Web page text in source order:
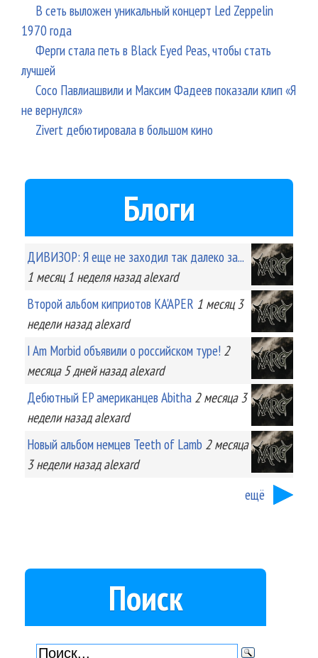
В сеть выложен уникальный концерт Led Zeppelin
1970 года
Ферги стала петь в Black Eyed Peas, чтобы стать
лучшей
Сосо Павлиашвили и Максим Фадеев показали клип «Я
не вернулся»
Zivert дебютировала в большом кино
Блоги
ДИВИЗОР: Я еще не заходил так далеко за...
1 месяц 1 неделяназад alexard
Второй альбом киприотов KA'APER 1 месяц 3
неделиназад alexard
I Am Morbid объявили о российском туре! 2
месяца 5 днейназад alexard
Дебютный EP американцев Abitha 2 месяца 3
неделиназад alexard
Новый альбом немцев Teeth of Lamb 2 месяца
3 неделиназад alexard
ещё
Поиск